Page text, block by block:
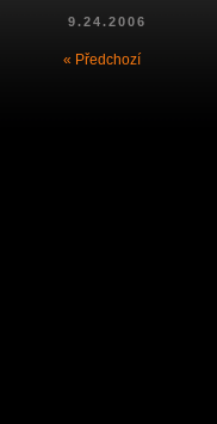
9.24.2006
« Předchozí